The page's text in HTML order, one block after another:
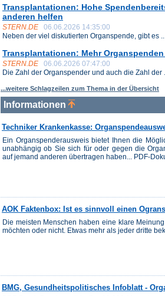
Transplantationen: Hohe
anderen helfen
STERN.DE
06.06.2026 14:35:00
Neben der viel diskutierten Organspende, gibt es
Transplantationen: Mehr
STERN.DE
06.06.2026 07:47:00
Die Zahl der Organspender und auch die Zahl der
...weitere Schlagzeilen zum Thema in der Übersicht
Informationen
Techniker Krankenkasse:
Ein Organspenderausweis bietet Ihnen die
unabhängig ob Sie sich für oder gegen die
auf jemand anderen übertragen haben... PDF-
AOK Faktenbox: Ist es sinnvoll einen
Die meisten Menschen haben eine klare
möchten oder nicht. Etwas mehr als jeder dritte
BMG, Gesundheitspolitisches Infoblatt -